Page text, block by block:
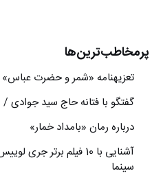
پرمخاطب‌ترین‌ها
تعزیه‎نامه‏ «شمر و حضرت عباس» اثر «میر عزا کاشانی»
گفتگو با فتانه حاج سید
درباره رمان «بامداد خمار»
آشنایی با 10 فیلم برتر
سینما